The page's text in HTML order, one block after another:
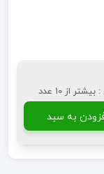
از 10 عدد
به سبد